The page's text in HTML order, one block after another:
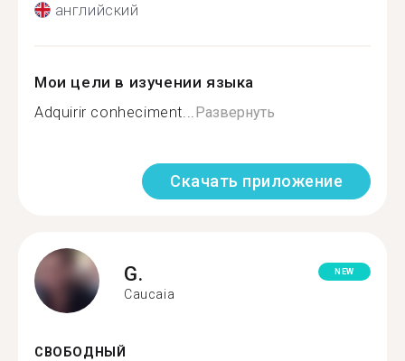
английский
Мои цели в изучении языка
Adquirir conheciment... Развернуть
Скачать приложение
G.
Caucaia
NEW
СВОБОДНЫЙ